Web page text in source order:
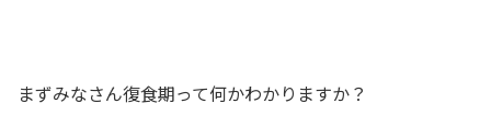
まずみなさん復食期って何かわかりますか？